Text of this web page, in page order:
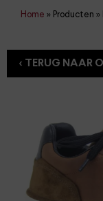
Home » Producten »